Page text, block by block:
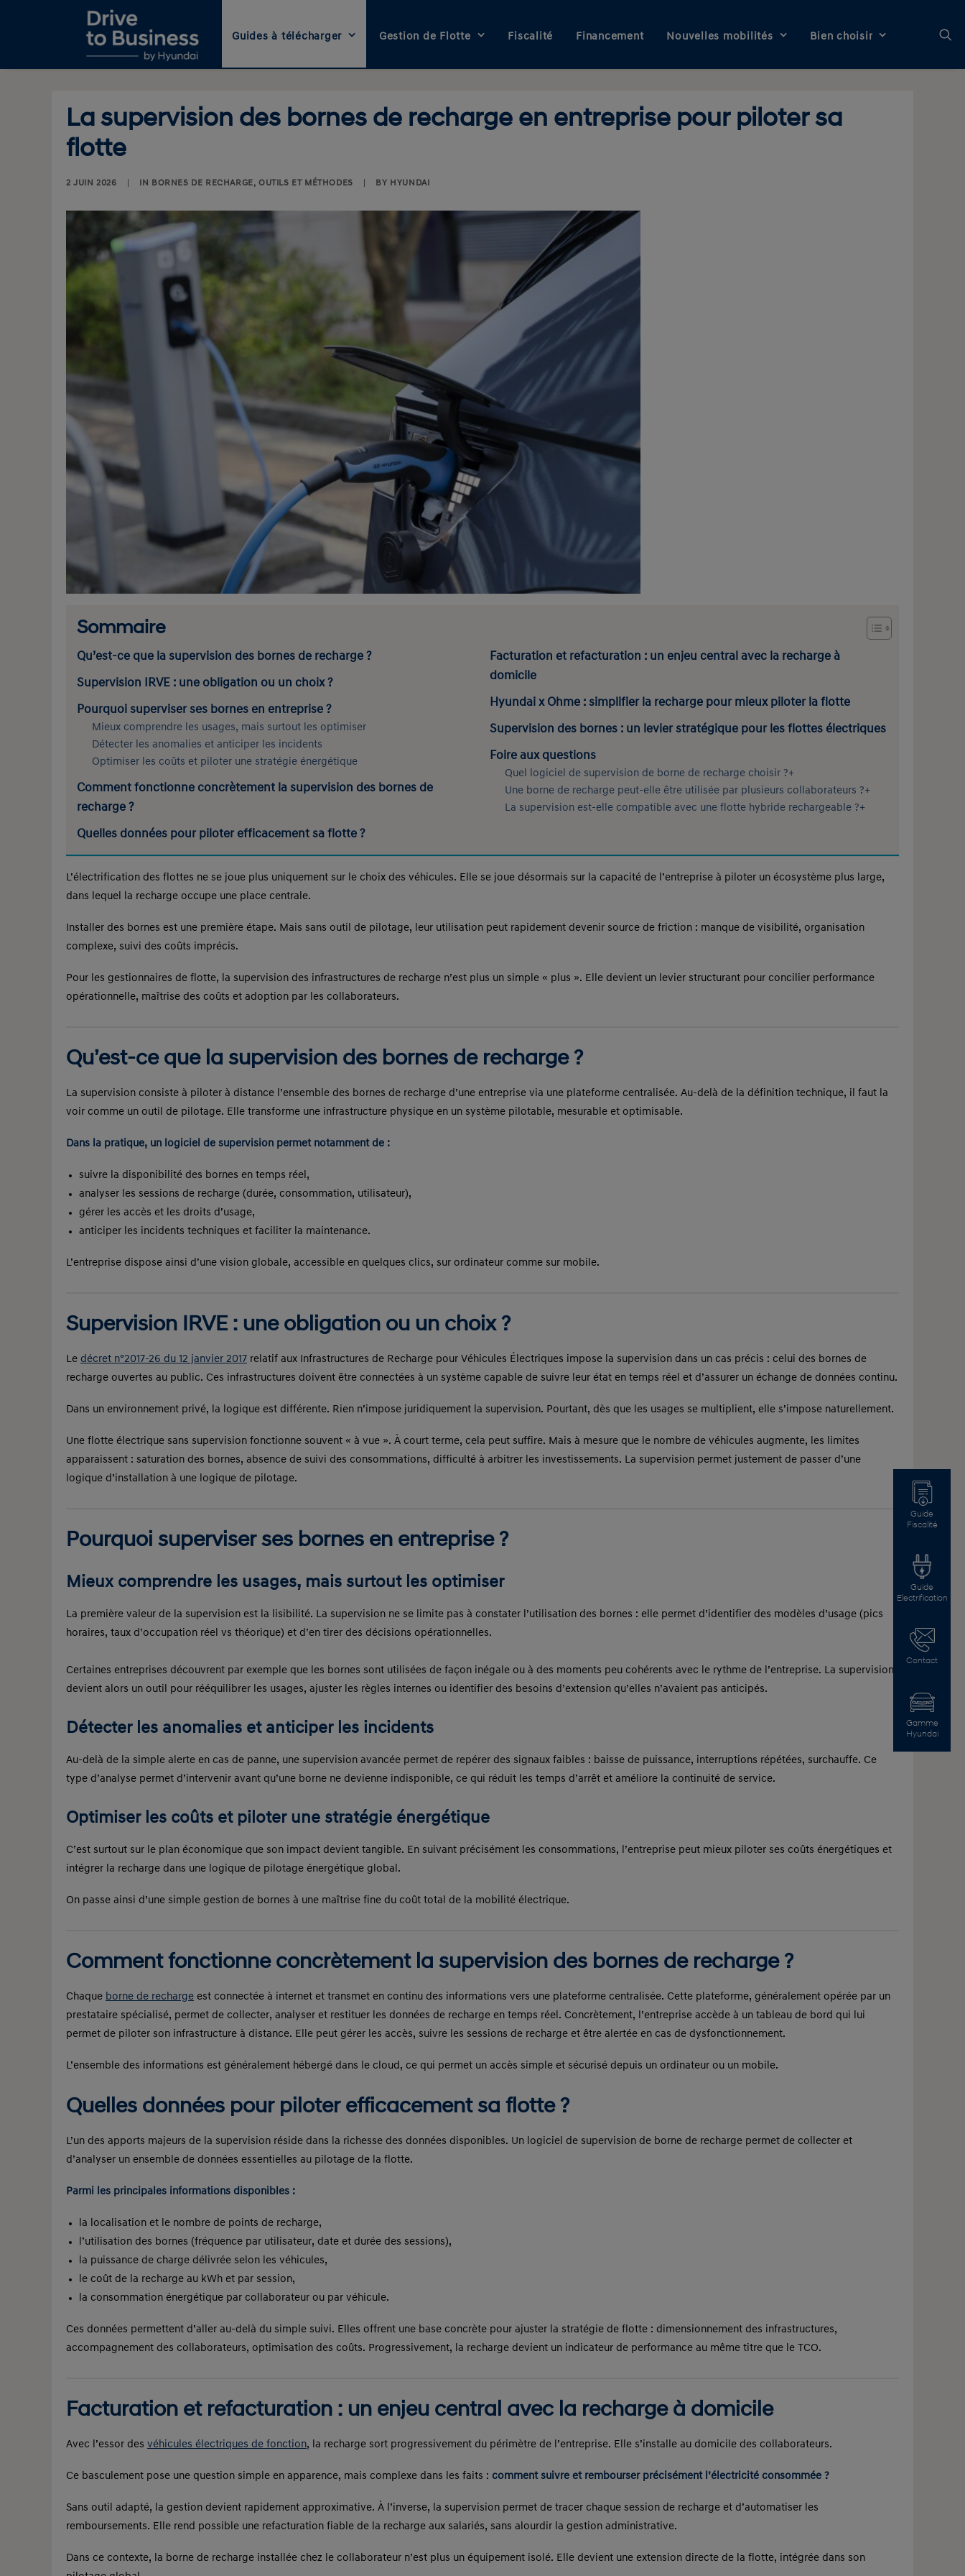
Guides à télécharger Gestion de Flotte Fiscalité Financement Nouvelles mobilités Bien choisir
La supervision des bornes de recharge en entreprise pour piloter sa
flotte
2 JUIN 2026 IN BORNES DE RECHARGE,OUTILS ET MÉTHODES BY HYUNDAI
Sommaire
Qu’est-ce que la supervision des bornes de recharge ?
Supervision IRVE : une obligation ou un choix ?
Pourquoi superviser ses bornes en entreprise ?
Mieux comprendre les usages, mais surtout les optimiser
Détecter les anomalies et anticiper les incidents
Optimiser les coûts et piloter une stratégie énergétique
Comment fonctionne concrètement la supervision des bornes de
recharge ?
Quelles données pour piloter efficacement sa flotte ?
Facturation et refacturation : un enjeu central avec la recharge à
domicile
Hyundai x Ohme : simplifier la recharge pour mieux piloter la flotte
Supervision des bornes : un levier stratégique pour les flottes électriques
Foire aux questions
Quel logiciel de supervision de borne de recharge choisir ?+
Une borne de recharge peut-elle être utilisée par plusieurs collaborateurs ?+
La supervision est-elle compatible avec une flotte hybride rechargeable ?+
L’électrification des flottes ne se joue plus uniquement sur le choix des véhicules. Elle se joue désormais sur la capacité de l’entreprise à piloter un écosystème plus large,
dans lequel la recharge occupe une place centrale.
Installer des bornes est une première étape. Mais sans outil de pilotage, leur utilisation peut rapidement devenir source de friction : manque de visibilité, organisation
complexe, suivi des coûts imprécis.
Pour les gestionnaires de flotte, la supervision des infrastructures de recharge n’est plus un simple « plus ». Elle devient un levier structurant pour concilier performance
opérationnelle, maîtrise des coûts et adoption par les collaborateurs.
Qu’est-ce que la supervision des bornes de recharge ?
La supervision consiste à piloter à distance l’ensemble des bornes de recharge d’une entreprise via une plateforme centralisée. Au-delà de la définition technique, il faut la
voir comme un outil de pilotage. Elle transforme une infrastructure physique en un système pilotable, mesurable et optimisable.
Dans la pratique, un logiciel de supervision permet notamment de :
suivre la disponibilité des bornes en temps réel,
analyser les sessions de recharge (durée, consommation, utilisateur),
gérer les accès et les droits d’usage,
anticiper les incidents techniques et faciliter la maintenance.
L’entreprise dispose ainsi d’une vision globale, accessible en quelques clics, sur ordinateur comme sur mobile.
Supervision IRVE : une obligation ou un choix ?
Le décret n°2017-26 du 12 janvier 2017 relatif aux Infrastructures de Recharge pour Véhicules Électriques impose la supervision dans un cas précis : celui des bornes de
recharge ouvertes au public. Ces infrastructures doivent être connectées à un système capable de suivre leur état en temps réel et d’assurer un échange de données continu.
Dans un environnement privé, la logique est différente. Rien n’impose juridiquement la supervision. Pourtant, dès que les usages se multiplient, elle s’impose naturellement.
Une flotte électrique sans supervision fonctionne souvent « à vue ». À court terme, cela peut suffire. Mais à mesure que le nombre de véhicules augmente, les limites
apparaissent : saturation des bornes, absence de suivi des consommations, difficulté à arbitrer les investissements. La supervision permet justement de passer d’une
logique d’installation à une logique de pilotage.
Pourquoi superviser ses bornes en entreprise ?
Mieux comprendre les usages, mais surtout les optimiser
La première valeur de la supervision est la lisibilité. La supervision ne se limite pas à constater l’utilisation des bornes : elle permet d’identifier des modèles d’usage (pics
horaires, taux d’occupation réel vs théorique) et d’en tirer des décisions opérationnelles.
Certaines entreprises découvrent par exemple que les bornes sont utilisées de façon inégale ou à des moments peu cohérents avec le rythme de l’entreprise. La supervision
devient alors un outil pour rééquilibrer les usages, ajuster les règles internes ou identifier des besoins d’extension qu’elles n’avaient pas anticipés.
Détecter les anomalies et anticiper les incidents
Au‑delà de la simple alerte en cas de panne, une supervision avancée permet de repérer des signaux faibles : baisse de puissance, interruptions répétées, surchauffe. Ce
type d’analyse permet d’intervenir avant qu’une borne ne devienne indisponible, ce qui réduit les temps d’arrêt et améliore la continuité de service.
Optimiser les coûts et piloter une stratégie énergétique
C’est surtout sur le plan économique que son impact devient tangible. En suivant précisément les consommations, l’entreprise peut mieux piloter ses coûts énergétiques et
intégrer la recharge dans une logique de pilotage énergétique global.
On passe ainsi d’une simple gestion de bornes à une maîtrise fine du coût total de la mobilité électrique.
Comment fonctionne concrètement la supervision des bornes de recharge ?
Chaque borne de recharge est connectée à internet et transmet en continu des informations vers une plateforme centralisée. Cette plateforme, généralement opérée par un
prestataire spécialisé, permet de collecter, analyser et restituer les données de recharge en temps réel. Concrètement, l’entreprise accède à un tableau de bord qui lui
permet de piloter son infrastructure à distance. Elle peut gérer les accès, suivre les sessions de recharge et être alertée en cas de dysfonctionnement.
L’ensemble des informations est généralement hébergé dans le cloud, ce qui permet un accès simple et sécurisé depuis un ordinateur ou un mobile.
Quelles données pour piloter efficacement sa flotte ?
L’un des apports majeurs de la supervision réside dans la richesse des données disponibles. Un logiciel de supervision de borne de recharge permet de collecter et
d’analyser un ensemble de données essentielles au pilotage de la flotte.
Parmi les principales informations disponibles :
la localisation et le nombre de points de recharge,
l’utilisation des bornes (fréquence par utilisateur, date et durée des sessions),
la puissance de charge délivrée selon les véhicules,
le coût de la recharge au kWh et par session,
la consommation énergétique par collaborateur ou par véhicule.
Ces données permettent d’aller au-delà du simple suivi. Elles offrent une base concrète pour ajuster la stratégie de flotte : dimensionnement des infrastructures,
accompagnement des collaborateurs, optimisation des coûts. Progressivement, la recharge devient un indicateur de performance au même titre que le TCO.
Facturation et refacturation : un enjeu central avec la recharge à domicile
Avec l’essor des véhicules électriques de fonction, la recharge sort progressivement du périmètre de l’entreprise. Elle s’installe au domicile des collaborateurs.
Ce basculement pose une question simple en apparence, mais complexe dans les faits : comment suivre et rembourser précisément l’électricité consommée ?
Sans outil adapté, la gestion devient rapidement approximative. À l’inverse, la supervision permet de tracer chaque session de recharge et d’automatiser les
remboursements. Elle rend possible une refacturation fiable de la recharge aux salariés, sans alourdir la gestion administrative.
Dans ce contexte, la borne de recharge installée chez le collaborateur n’est plus un équipement isolé. Elle devient une extension directe de la flotte, intégrée dans son
Guide
Fiscalité
Guide
Electrification
Contact
Gamme
Hyundai